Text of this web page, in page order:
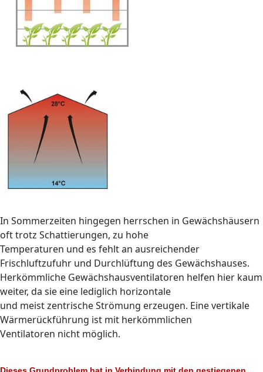
In Sommerzeiten hingegen herrschen in Gewächshäusern
oft trotz Schattierungen, zu hohe
Temperaturen und es fehlt an ausreichender
Frischluftzufuhr und Durchlüftung des Gewächshauses.
Herkömmliche Gewächshausventilatoren helfen hier kaum
weiter, da sie eine lediglich horizontale
und meist zentrische Strömung erzeugen. Eine vertikale
Wärmerückführung ist mit herkömmlichen
Ventilatoren nicht möglich.